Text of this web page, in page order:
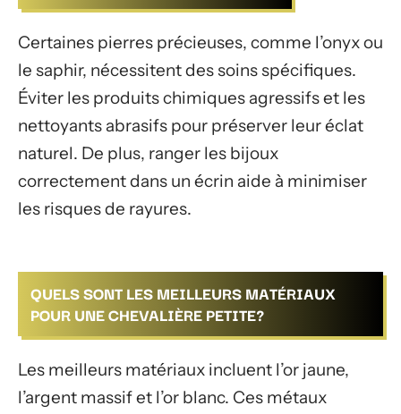
Certaines pierres précieuses, comme l’onyx ou
le saphir, nécessitent des soins spécifiques.
Éviter les produits chimiques agressifs et les
nettoyants abrasifs pour préserver leur éclat
naturel. De plus, ranger les bijoux
correctement dans un écrin aide à minimiser
les risques de rayures.
QUELS SONT LES MEILLEURS MATÉRIAUX
POUR UNE CHEVALIÈRE PETITE?
Les meilleurs matériaux incluent l’or jaune,
l’argent massif et l’or blanc. Ces métaux